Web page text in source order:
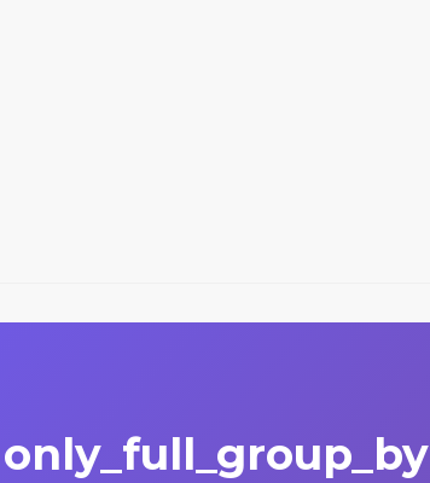
only_full_group_by